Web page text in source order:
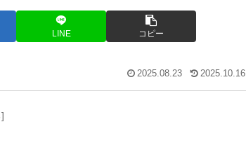
LINE コピー
2025.08.23 2025.10.16